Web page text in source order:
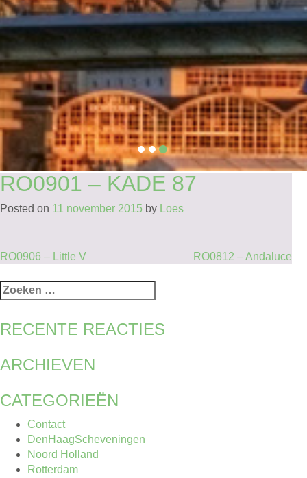
RO0901 – KADE 87
Posted on 11 november 2015 by Loes
BERICHT
NAVIGATIE
RO0906 – Little V RO0812 – Andaluce
Zoeken
naar:
RECENTE REACTIES
ARCHIEVEN
CATEGORIEËN
Contact
DenHaagScheveningen
Noord Holland
Rotterdam